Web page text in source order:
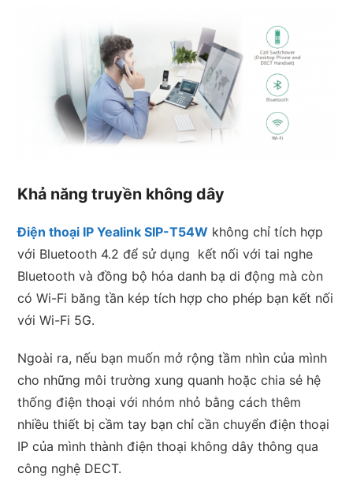
Khả năng truyền không dây
Điện thoại IP Yealink SIP-T54W không chỉ tích hợp
với Bluetooth 4.2 để sử dụng kết nối với tai nghe
Bluetooth và đồng bộ hóa danh bạ di động mà còn
có Wi-Fi băng tần kép tích hợp cho phép bạn kết nối
với Wi-Fi 5G.
Ngoài ra, nếu bạn muốn mở rộng tầm nhìn của mình
cho những môi trường xung quanh hoặc chia sẻ hệ
thống điện thoại với nhóm nhỏ bằng cách thêm
nhiều thiết bị cầm tay bạn chỉ cần chuyển điện thoại
IP của mình thành điện thoại không dây thông qua
công nghệ DECT.